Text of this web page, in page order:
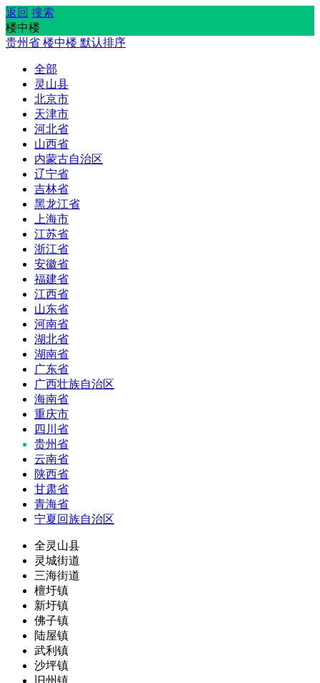
返回 搜索
楼中楼
贵州省 楼中楼 默认排序
全部
灵山县
北京市
天津市
河北省
山西省
内蒙古自治区
辽宁省
吉林省
黑龙江省
上海市
江苏省
浙江省
安徽省
福建省
江西省
山东省
河南省
湖北省
湖南省
广东省
广西壮族自治区
海南省
重庆市
四川省
贵州省
云南省
陕西省
甘肃省
青海省
宁夏回族自治区
全灵山县
灵城街道
三海街道
檀圩镇
新圩镇
佛子镇
陆屋镇
武利镇
沙坪镇
旧州镇